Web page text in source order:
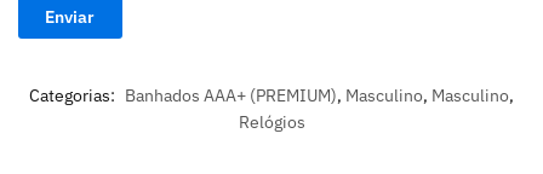
Categorias: Banhados AAA+ (PREMIUM), Masculino, Masculino,
Relógios